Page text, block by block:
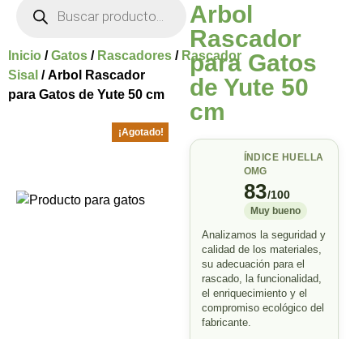
Inicio /Gatos / Rascadores / Rascador
Sisal / Arbol Rascador
para Gatos de Yute 50 cm
¡Agotado!
Arbol
Rascador
para Gatos
de Yute 50
cm
ÍNDICE HUELLA
OMG
83/100
Muy bueno
Analizamos la seguridad y
calidad de los materiales,
su adecuación para el
rascado, la funcionalidad,
el enriquecimiento y el
compromiso ecológico del
fabricante.